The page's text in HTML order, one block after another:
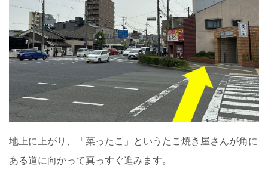
地上に上がり、「菜ったこ」というたこ焼き屋さんが角に
ある道に向かって真っすぐ進みます。